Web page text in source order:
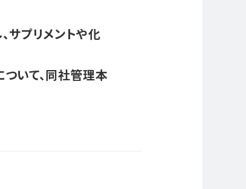
サプリメントや化
いて、同社管理本